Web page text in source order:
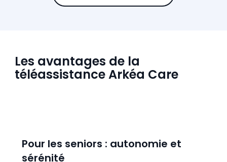
Les avantages de la
téléassistance Arkéa Care
Pour les seniors : autonomie et
sérénité